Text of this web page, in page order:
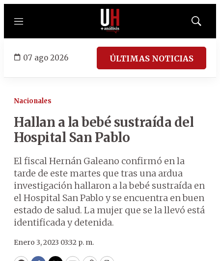
Menú
Mostrar
07 ago 2026 ÚLTIMAS NOTICIAS
Nacionales
Hallan a la bebé sustraída del
Hospital San Pablo
El fiscal Hernán Galeano confirmó en la
tarde de este martes que tras una ardua
investigación hallaron a la bebé sustraída en
el Hospital San Pablo y se encuentra en buen
estado de salud. La mujer que se la llevó está
identificada y detenida.
Enero 3, 2023 03:32 p. m.